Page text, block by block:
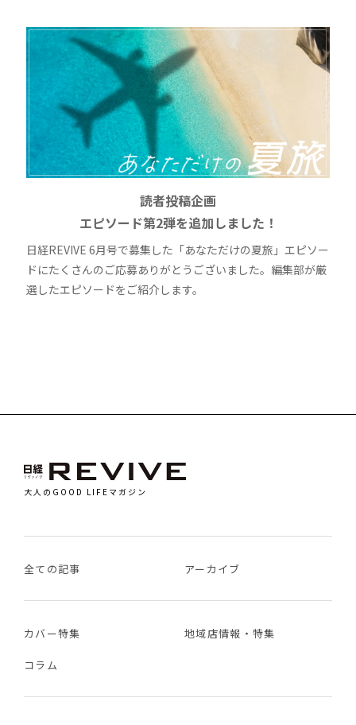
読者投稿企画
エピソード第2弾を追加しました！
日経REVIVE 6月号で募集した「あなただけの夏旅」エピソー
ドにたくさんのご応募ありがとうございました。編集部が厳
選したエピソードをご紹介します。
大人のGOOD LIFEマガジン
全ての記事 アーカイブ
カバー特集 地域店情報・特集
コラム